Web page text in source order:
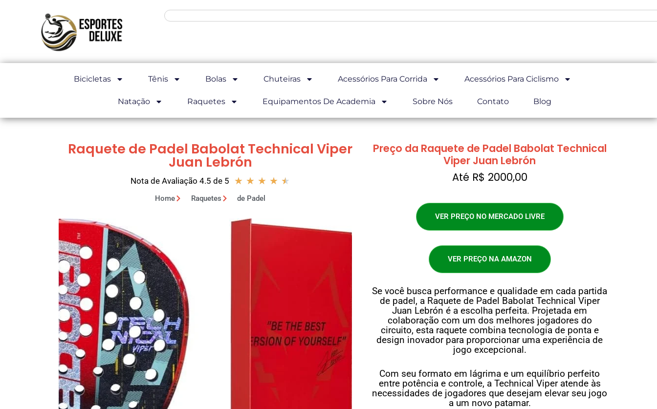
Bicicletas Tênis Bolas Chuteiras Acessórios Para Corrida Acessórios Para Ciclismo
Natação Raquetes Equipamentos De Academia Sobre Nós Contato Blog
Raquete de Padel Babolat Technical Viper
Juan Lebrón
Nota de Avaliação 4.5 de 5 ★ ★ ★ ★ ★
Home Raquetes de Padel
Preço da Raquete de Padel Babolat Technical
Viper Juan Lebrón
Até R$ 2000,00
VER PREÇO NO MERCADO LIVRE
VER PREÇO NA AMAZON
Se você busca performance e qualidade em cada partida
de padel, a Raquete de Padel Babolat Technical Viper
Juan Lebrón é a escolha perfeita. Projetada em
colaboração com um dos melhores jogadores do
circuito, esta raquete combina tecnologia de ponta e
design inovador para proporcionar uma experiência de
jogo excepcional.
Com seu formato em lágrima e um equilíbrio perfeito
entre potência e controle, a Technical Viper atende às
necessidades de jogadores que desejam elevar seu jogo
a um novo patamar.